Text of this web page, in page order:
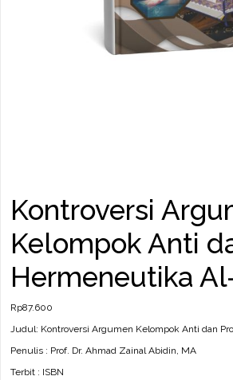
Kontroversi
Kelompok Anti
Hermeneutika
Rp87.600
Judul: Kontroversi Argumen Kelompok Anti dan
Penulis : Prof. Dr. Ahmad Zainal Abidin, MA
Terbit : ISBN